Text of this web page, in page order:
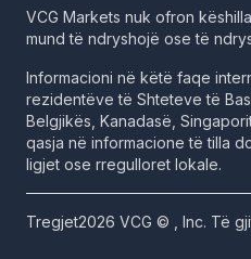
VCG Markets nuk ofron
mund të ndryshojë ose të
Informacioni në këtë faqe
rezidentëve të Shteteve të
Belgjikës, Kanadasë,
qasja në informacione të tilla
ligjet ose rregulloret lokale.
Tregjet2026 VCG © , Inc. Të